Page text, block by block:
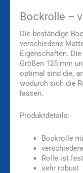
Bockrolle –
Die beständige
verschiedene
Eigenschaften.
Größen 125 mm
optimal sind die,
wodurch sich die
lassen.
Produktdetails:
Bockrolle
Rolle ist
sehr robust